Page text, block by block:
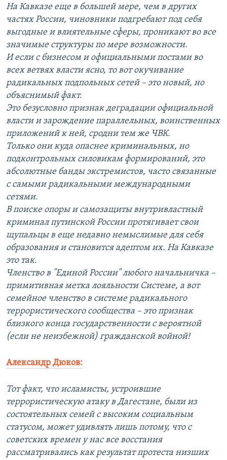
На Кавказе еще в большей мере, чем в других
частях России, чиновники подгребают под себя
выгодные и влиятельные сферы, проникают во все
значимые структуры по мере возможности.
И если с бизнесом и официальными постами во
всех ветвях власти ясно, то вот окучивание
радикальных подпольных сетей – это новый, но
объяснимый факт.
Это безусловно признак деградации официальной
власти и зарождение параллельных, воинственных
приложений к ней, сродни тем же ЧВК.
Только они куда опаснее криминальных, но
подконтрольных силовикам формирований, это
абсолютные банды экстремистов, часто связанные
с самыми радикальными международными
сетями.
В поиске опоры и самозащиты внутривластный
криминал путинской России протягивает свои
щупальцы в еще недавно немыслимые для себя
образования и становится адептом их. На Кавказе
это так.
Членство в "Единой России" любого начальничка –
примитивная метка лояльности Системе, а вот
семейное членство в системе радикального
террористического сообщества – это признак
близкого конца государственности с вероятной
(если не неизбежной) гражданской войной!
Александр Дюков:
Тот факт, что исламисты, устроившие
террористическую атаку в Дагестане, были из
состоятельных семей с высоким социальным
статусом, может удивлять лишь потому, что с
советских времен у нас все восстания
рассматривались как результат протеста низших